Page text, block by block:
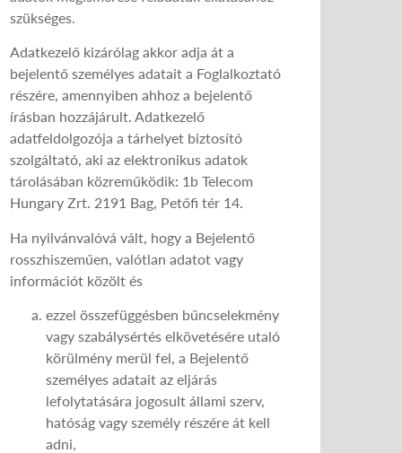
szükséges.
Adatkezelő kizárólag akkor adja át a
bejelentő személyes adatait a Foglalkoztató
részére, amennyiben ahhoz a bejelentő
írásban hozzájárult. Adatkezelő
adatfeldolgozója a tárhelyet biztosító
szolgáltató, aki az elektronikus adatok
tárolásában közreműködik: 1b Telecom
Hungary Zrt. 2191 Bag, Petőfi tér 14.
Ha nyilvánvalóvá vált, hogy a Bejelentő
rosszhiszeműen, valótlan adatot vagy
információt közölt és
ezzel összefüggésben bűncselekmény
vagy szabálysértés elkövetésére utaló
körülmény merül fel, a Bejelentő
személyes adatait az eljárás
lefolytatására jogosult állami szerv,
hatóság vagy személy részére át kell
adni,